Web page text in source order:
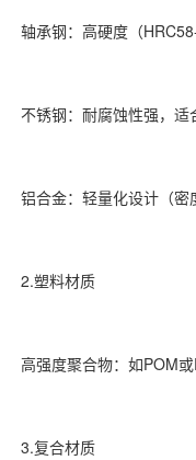
轴承钢‌：高硬度（HRC58-
不锈钢‌：耐腐蚀性强，适
铝合金‌：轻量化设计（密
2.‌塑料材质‌
高强度聚合物‌：如POM或
3.‌复合材质‌